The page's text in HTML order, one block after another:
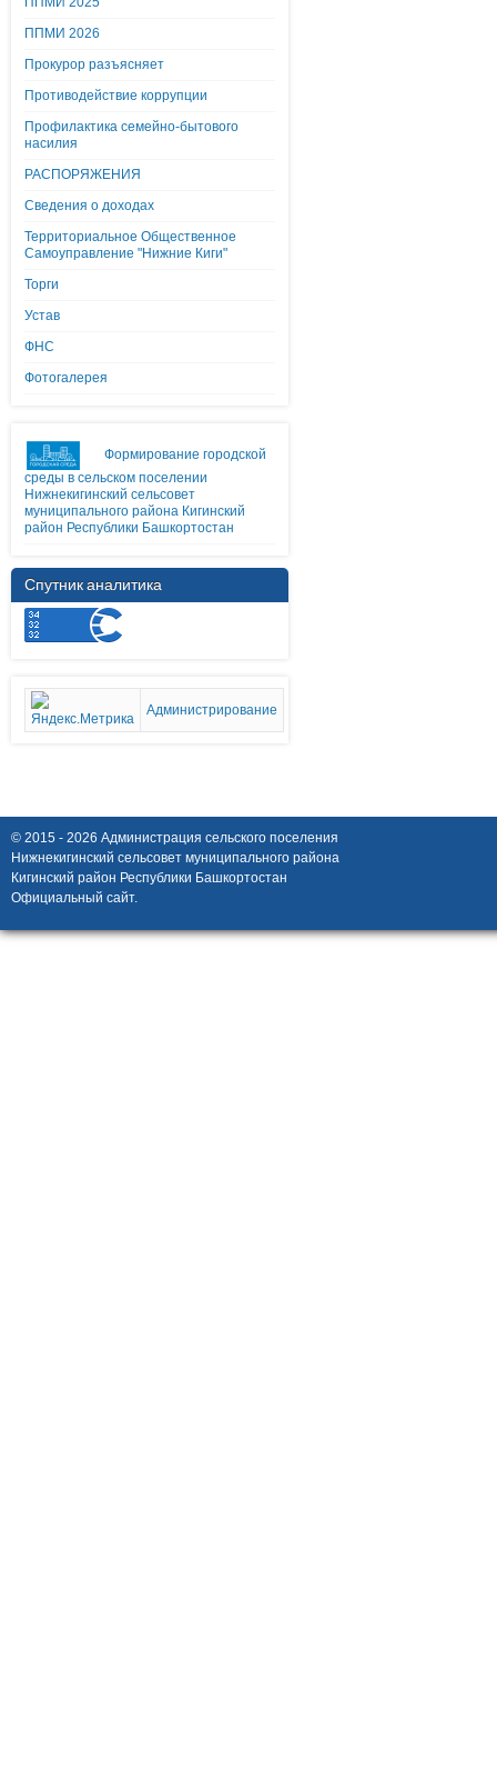
ППМИ 2026
Прокурор разъясняет
Противодействие коррупции
Профилактика семейно-бытового
насилия
РАСПОРЯЖЕНИЯ
Сведения о доходах
Территориальное Общественное
Самоуправление "Нижние Киги"
Торги
Устав
ФНС
Фотогалерея
Формирование городской
среды в сельском поселении
Нижнекигинский сельсовет
муниципального района Кигинский
район Республики Башкортостан
Спутник аналитика
Администрирование
© 2015 - 2026 Администрация сельского поселения
Нижнекигинский сельсовет муниципального района
Кигинский район Республики Башкортостан
Официальный сайт.